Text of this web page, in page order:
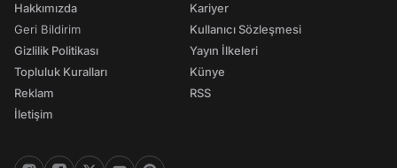
Hakkımızda
Geri Bildirim
Gizlilik Politikası
Topluluk Kuralları
Reklam
İletişim
Kariyer
Kullanıcı Sözleşmesi
Yayın İlkeleri
Künye
RSS